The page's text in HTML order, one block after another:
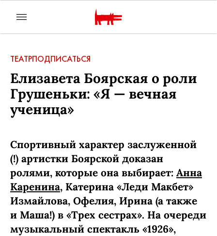
ТЕАТРПОДПИСАТЬСЯ
Елизавета Боярская о роли
Грушеньки: «Я — вечная
ученица»
Спортивный характер заслуженной
(!) артистки Боярской доказан
ролями, которые она выбирает: Анна
Каренина, Катерина «Леди Макбет»
Измайлова, Офелия, Ирина (а также
и Маша!) в «Трех сестрах». На очереди
музыкальный спектакль «1926»,